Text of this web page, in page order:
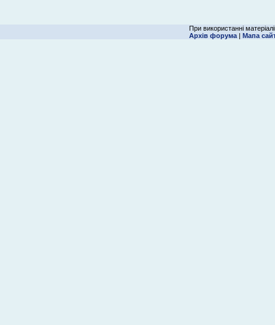
При використанні
Архів форума| Мапа